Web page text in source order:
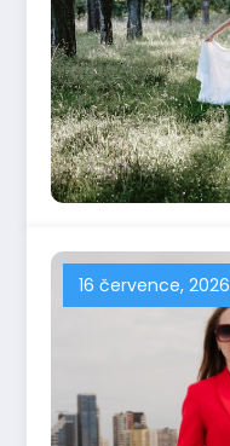
16 července, 2026